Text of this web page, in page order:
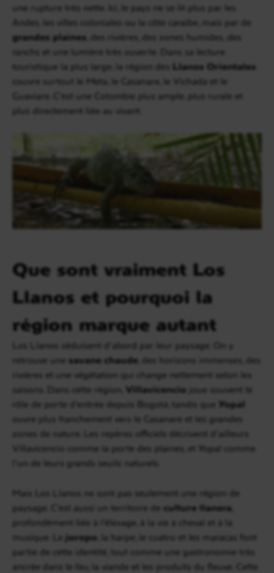
une rupture très nette. Ici, le pays ne se lit plus par les
Andes, les villes coloniales ou la côte caraïbe, mais par de
grandes plaines , des rivières, des zones humides, des
ranchs et une lumière très ouverte. Dans sa lecture
touristique la plus large, la région des Llanos Orientales
couvre surtout le Meta, le Casanare, le Vichada et le
Guaviare. C’est une Colombie plus ample, plus rurale et
plus directement liée au vivant.
Que sont vraiment Los
Llanos et pourquoi la
région marque autant
Los Llanos séduisent d’abord par leur paysage. On y
retrouve une savane chaude , des horizons immenses, des
rivières et une végétation qui change nettement selon les
saisons. Dans cette région, Villavicencio joue souvent le
rôle de porte d’entrée depuis Bogotá, tandis que Yopal
ouvre plus franchement vers le Casanare et les grandes
zones de nature. Les repères officiels décrivent d’ailleurs
Villavicencio comme la porte des plaines, et Yopal comme
l’un de leurs grands seuils naturels.
Mais Los Llanos ne sont pas seulement une région de
paysage. C’est aussi un territoire de culture llanera
profondément liée à l’élevage, à la vie à cheval et à la
musique. Le joropo , la harpe, le cuatro et les maracas font
partie de cette identité, tout comme une gastronomie très
ancrée dans le feu, la viande et les produits du fleuve. Cette